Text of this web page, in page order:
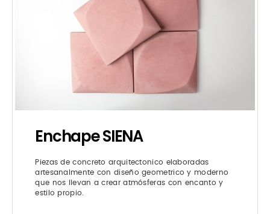
Enchape SIENA
Piezas de concreto arquitectonico elaboradas
artesanalmente con diseño geometrico y moderno
que nos llevan a crear atmósferas con encanto y
estilo propio.